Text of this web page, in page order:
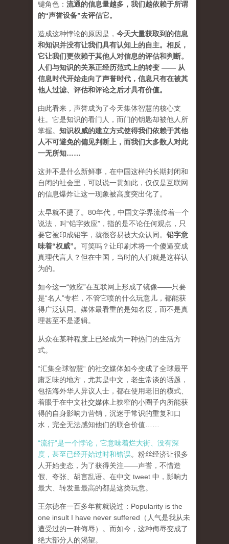
键角色： 流通的信息量越多，我们越依赖于所谓
的“声誉设备”去评估它。
造成这种悖论的原因是， 今天大量获取到的信息
和知识并没有让我们具有认知上的自主。相反，
它让我们更依赖于其他人对信息的评估和判断。
人们与知识的关系正经历范式上的转变 —— 从
信息时代开始走向了声誉时代，信息只有在被其
他人过滤、评估和评论之后才具有价值。
由此看来，声誉成为了今天集体智慧的核心支
柱。它是知识的看门人，而门的钥匙却被他人所
掌握。 知识权威的建立方式使得我们依赖于其他
人不可避免的偏见判断上，而我们大多数人对此
一无所知……
这并不是什么新鲜事，在中国这样的长期封闭和
自闭的社会里，可以说一贯如此，仅仅是互联网
的信息爆炸让这一现象被高度突出化了。
太早就不提了。80年代，中国文学界流传着一个
说法，叫“铅字效应”，指的是不论任何观点，只
要它被印成铅字，就很容易被大众认同。 铅字意
味着“权威”。 可笑吗？让印刷术将一个傻逼变成
真理代言人？但在中国，当时的人们就是这样认
为的。
如今这一“效应”在互联网上形成了镜像——只要
是“名人”专栏，不管它喷的什么玩意儿，都能获
得广泛认同。媒体最看重的是知名度，而不是真
理甚至不是逻辑。
从众在某种程度上已经成为一种热门的生活方
式。
“汇集全球智慧“ 的社交媒体如今变成了全球最平
庸乏味的地方，尤其是中文，老生常谈的话题，
包括海外华人异议人士，都在使用老旧的模式、
着眼于在中文社交媒体上狭窄的小圈子内所能获
得的自身影响力营销，沉迷于常识的重复和口
水，完全无法感知他们的联合价值……
“流行”是一个悖论，它意味着烂大街、没有深
度，甚至已经开始过时和错误。粉丝经济让很多
人开始变态，为了获得关注——声誉，不惜造
假、夸张、胡言乱语。在中文 tweet 中，影响力
最大、转发量最高的都是这类玩意。
王尔德在一百多年前就说过：Popularity is the
one insult I have never suffered（人气是我从未
遭受过的一种侮辱）。而如今，这种侮辱变成了
绝大部分人的渴望。